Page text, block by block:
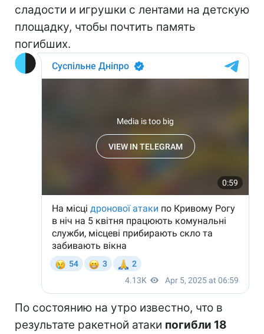
сладости и игрушки с лентами на детскую
площадку, чтобы почтить память
погибших.
По состоянию на утро известно, что в
результате ракетной атаки погибли 18